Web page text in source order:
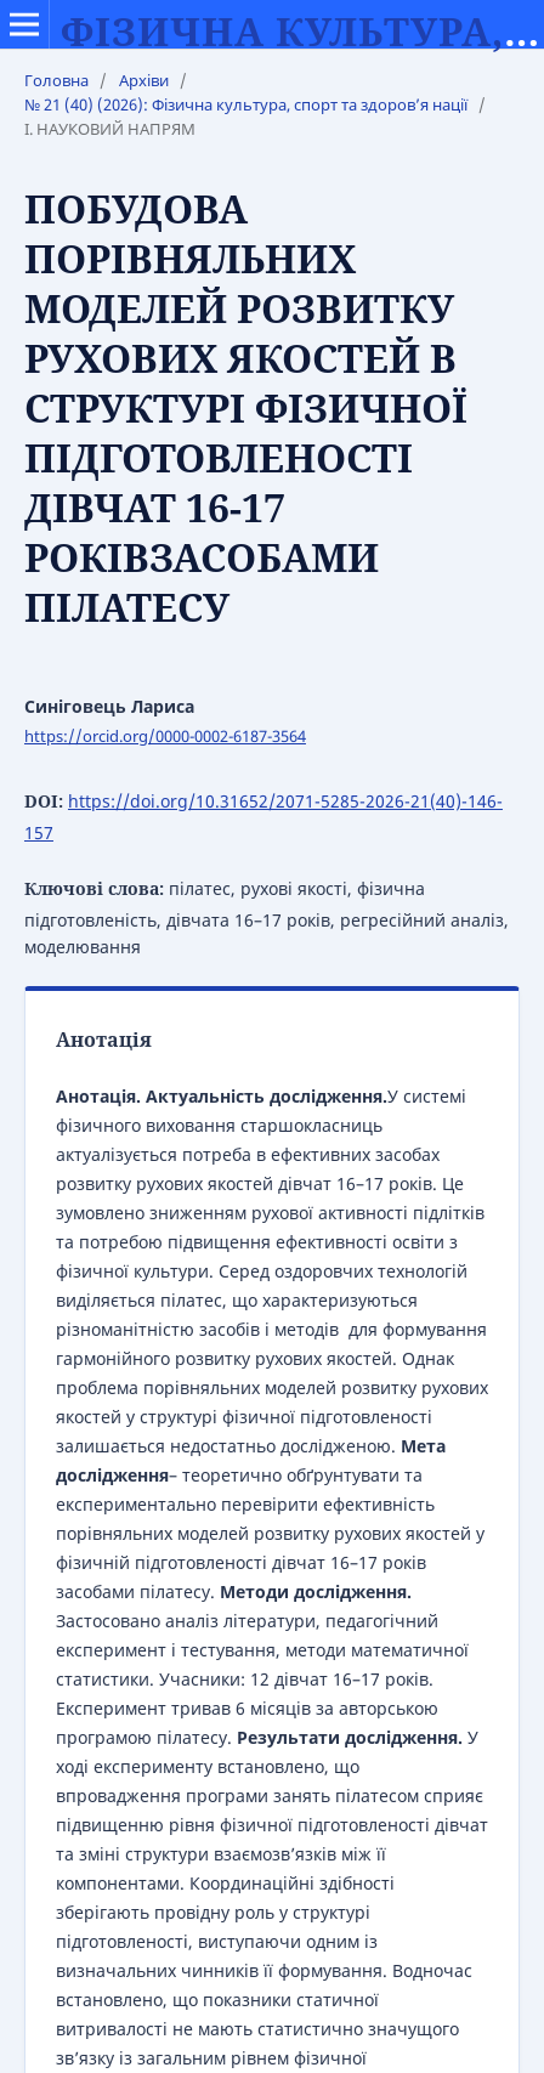
ФІЗИЧНА КУЛЬТУРА, СПОРТ ТА ЗДОРОВ’Я НАЦІЇ
Головна / Архіви /
№ 21 (40) (2026): Фізична культура, спорт та здоров’я нації /
І. НАУКОВИЙ НАПРЯМ
ПОБУДОВА
ПОРІВНЯЛЬНИХ
МОДЕЛЕЙ РОЗВИТКУ
РУХОВИХ ЯКОСТЕЙ В
СТРУКТУРІ ФІЗИЧНОЇ
ПІДГОТОВЛЕНОСТІ
ДІВЧАТ 16-17
РОКІВЗАСОБАМИ
ПІЛАТЕСУ
Синіговець Лариса
https://orcid.org/0000-0002-6187-3564
DOI: https://doi.org/10.31652/2071-5285-2026-21(40)-146-
157
Ключові слова: пілатес, рухові якості, фізична
підготовленість, дівчата 16–17 років, регресійний аналіз,
моделювання
Анотація
Анотація. Актуальність дослідження.У системі
фізичного виховання старшокласниць
актуалізується потреба в ефективних засобах
розвитку рухових якостей дівчат 16–17 років. Це
зумовлено зниженням рухової активності підлітків
та потребою підвищення ефективності освіти з
фізичної культури. Серед оздоровчих технологій
виділяється пілатес, що характеризуються
різноманітністю засобів і методів для формування
гармонійного розвитку рухових якостей. Однак
проблема порівняльних моделей розвитку рухових
якостей у структурі фізичної підготовленості
залишається недостатньо дослідженою. Мета
дослідження– теоретично обґрунтувати та
експериментально перевірити ефективність
порівняльних моделей розвитку рухових якостей у
фізичній підготовленості дівчат 16–17 років
засобами пілатесу. Методи дослідження.
Застосовано аналіз літератури, педагогічний
експеримент і тестування, методи математичної
статистики. Учасники: 12 дівчат 16–17 років.
Експеримент тривав 6 місяців за авторською
програмою пілатесу. Результати дослідження. У
ході експерименту встановлено, що
впровадження програми занять пілатесом сприяє
підвищенню рівня фізичної підготовленості дівчат
та зміні структури взаємозв’язків між її
компонентами. Координаційні здібності
зберігають провідну роль у структурі
підготовленості, виступаючи одним із
визначальних чинників її формування. Водночас
встановлено, що показники статичної
витривалості не мають статистично значущого
зв’язку із загальним рівнем фізичної